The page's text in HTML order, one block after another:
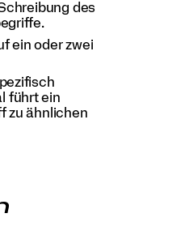
des
ein oder zwei
führt ein
zu ähnlichen